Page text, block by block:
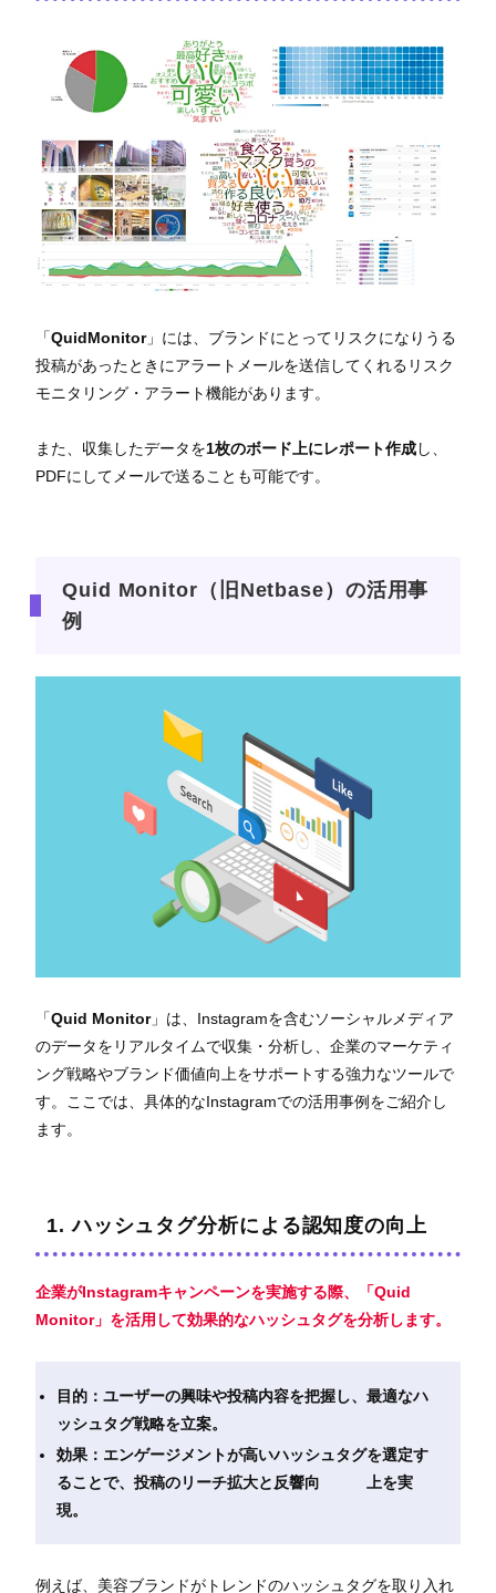
「QuidMonitor」には、ブランドにとってリスクになりうる
投稿があったときにアラートメールを送信してくれるリスク
モニタリング・アラート機能があります。
また、収集したデータを1枚のボード上にレポート作成し、
PDFにしてメールで送ることも可能です。
Quid Monitor（旧Netbase）の活用事
例
「Quid Monitor」は、Instagramを含むソーシャルメディア
のデータをリアルタイムで収集・分析し、企業のマーケティ
ング戦略やブランド価値向上をサポートする強力なツールで
す。ここでは、具体的なInstagramでの活用事例をご紹介し
ます。
1. ハッシュタグ分析による認知度の向上
企業がInstagramキャンペーンを実施する際、「Quid
Monitor」を活用して効果的なハッシュタグを分析します。
目的：ユーザーの興味や投稿内容を把握し、最適なハ
ッシュタグ戦略を立案。
効果：エンゲージメントが高いハッシュタグを選定す
ることで、投稿のリーチ拡大と反響向 上を実
現。
例えば、美容ブランドがトレンドのハッシュタグを取り入れ